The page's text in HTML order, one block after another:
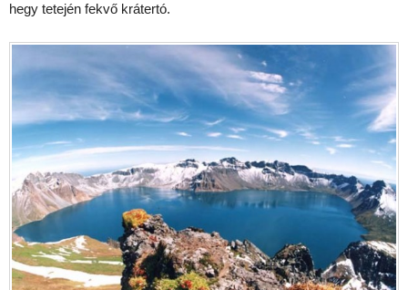
hegy tetején fekvő krátertó.